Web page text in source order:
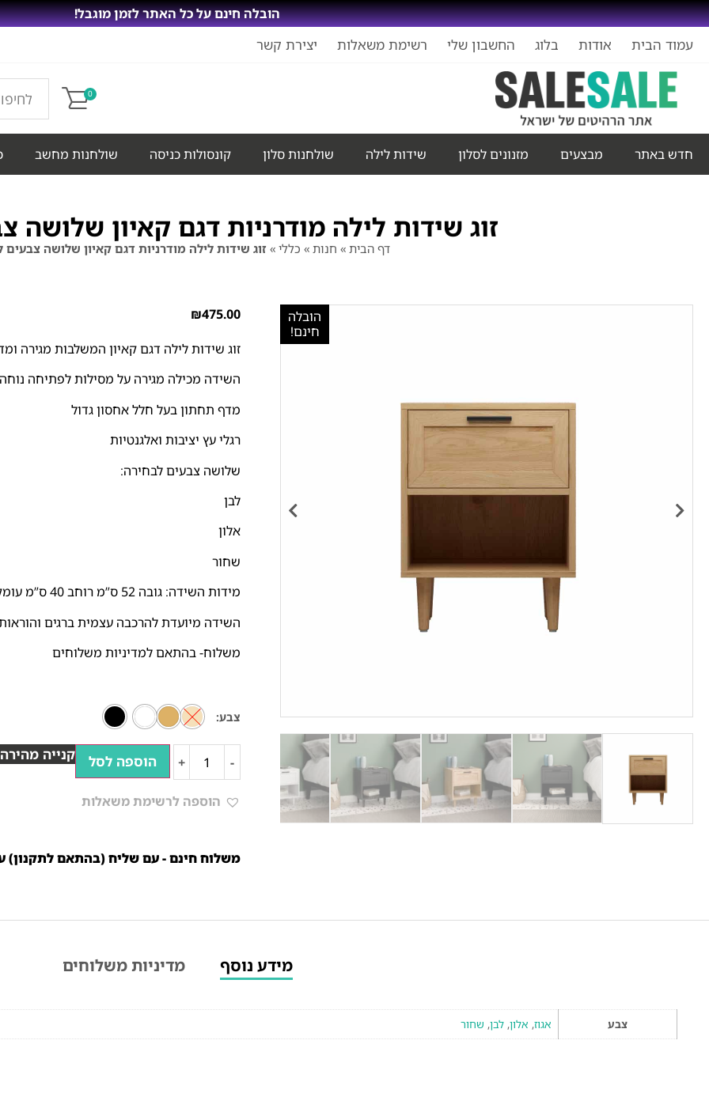
הובלה חינם על כל האתר לזמן מוגבל!
עמוד הבית אודות בלוג החשבון שלי רשימת משאלות יצירת קשר
0
חדש באתר מבצעים מזנונים לסלון שידות לילה שולחנות סלון קונסולות כניסה שולחנות מחשב
זוג שידות לילה מודרניות דגם קאיון שלושה
דף הבית » חנות » כללי » זוג שידות לילה מודרניות דגם קאיון שלושה צבעים
הובלה
חינם!
₪475.00
זוג שידות לילה דגם קאיון המשלבות מגירה
השידה מכילה מגירה על מסילות לפתיחה
מדף תחתון בעל חלל אחסון גדול
רגלי עץ יציבות ואלגנטיות
שלושה צבעים לבחירה:
לבן
אלון
שחור
מידות השידה: גובה 52 ס”מ רוחב 40 ס”מ עומק 35 ס”מ
השידה מיועדת להרכבה עצמית ברגים
משלוח- בהתאם למדיניות משלוחים
צבע
-
+ הוספה לסל קנייה מהירה
הוספה לרשימת משאלות
משלוח חינם - עם שליח (בהתאם לתקנון) עד 10 ימי
מידע נוסף מדיניות משלוחים
צבע אגוז, אלון, לבן, שחור